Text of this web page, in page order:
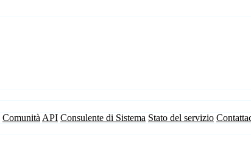
Comunità API Consulente di Sistema Stato del servizio